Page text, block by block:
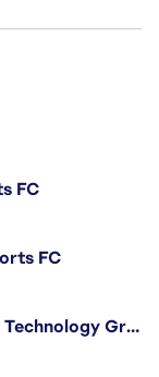
FC
FC
Senior Software Engineer - Advanced Technology Group